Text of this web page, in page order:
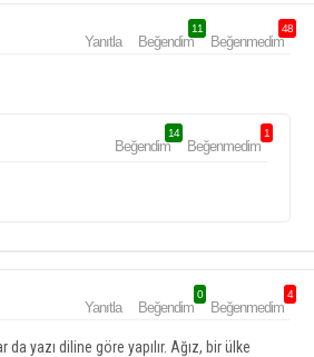
Yanıtla Beğendim
11
Beğenmedim
48
Beğendim
14
Beğenmedim
1
Yanıtla Beğendim
0
Beğenmedim
4
da yazı diline göre yapılır. Ağız, bir ülke